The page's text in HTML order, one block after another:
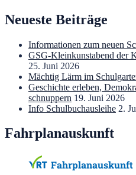
Neueste Beiträge
Informationen zum neuen
GSG-Kleinkunstabend der
25. Juni 2026
Mächtig Lärm im
Geschichte erleben,
schnuppern 19. Juni 2026
Info Schulbuchausleihe 2.
Fahrplanauskunft